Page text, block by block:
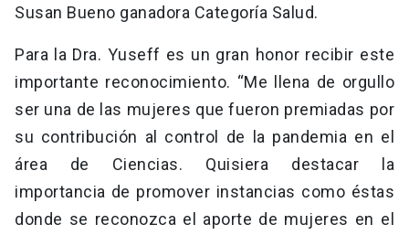
Susan Bueno ganadora Categoría Salud.
Para la Dra. Yuseff es un gran honor recibir este
importante reconocimiento. “Me llena de orgullo
ser una de las mujeres que fueron premiadas por
su contribución al control de la pandemia en el
área de Ciencias. Quisiera destacar la
importancia de promover instancias como éstas
donde se reconozca el aporte de mujeres en el